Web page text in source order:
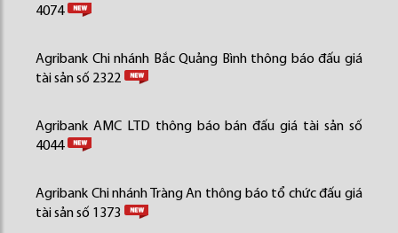
4074
Agribank Chi nhánh Bắc Quảng Bình thông báo đấu giá
tài sản số 2322
Agribank AMC LTD thông báo bán đấu giá tài sản số
4044
Agribank Chi nhánh Tràng An thông báo tổ chức đấu giá
tài sản số 1373